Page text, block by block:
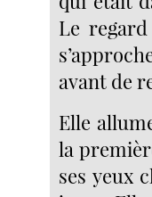
Le
avant de
Elle
la
ses yeux